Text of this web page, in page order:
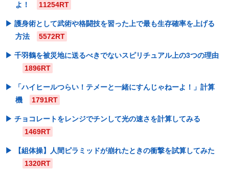
よ！
11254RT
護身術として武術や格闘技を習った上で最も生存確率を上げる
方法
5572RT
千羽鶴を被災地に送るべきでないスピリチュアル上の3つの理由
1896RT
「ハイヒールつらい！テメーと一緒にすんじゃねーよ！」計算
機
1791RT
チョコレートをレンジでチンして光の速さを計算してみる
1469RT
【組体操】人間ピラミッドが崩れたときの衝撃を試算してみた
1320RT